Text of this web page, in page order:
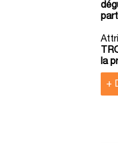
la
+